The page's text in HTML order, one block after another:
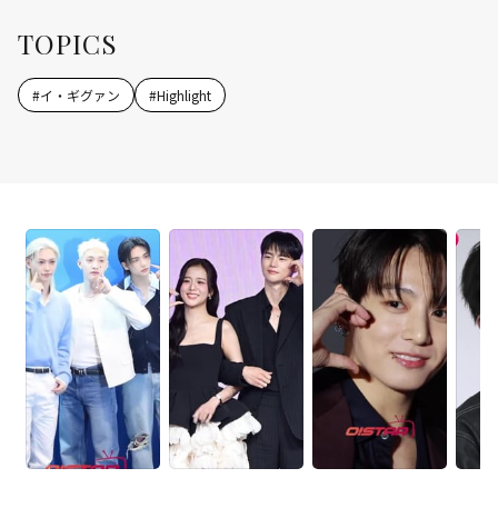
TOPICS
#イ・ギグァン #Highlight